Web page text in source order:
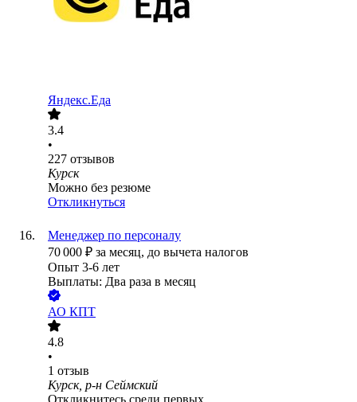
Яндекс.Еда
3.4
•
227 отзывов
Курск
Можно без резюме
Откликнуться
Менеджер по персоналу
70 000 ₽ за месяц, до вычета налогов
Опыт 3-6 лет
Выплаты: Два раза в месяц
АО КПТ
4.8
•
1 отзыв
Курск, р-н Сеймский